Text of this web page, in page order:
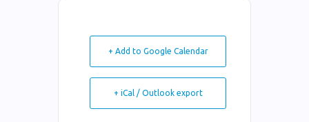
+ Add to Google Calendar
+ iCal / Outlook export